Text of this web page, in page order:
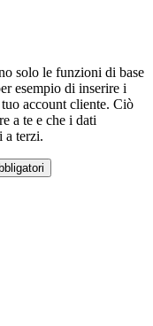
solo le funzioni di base
esempio di inserire i
account cliente. Ciò
a te e che i dati
a terzi.